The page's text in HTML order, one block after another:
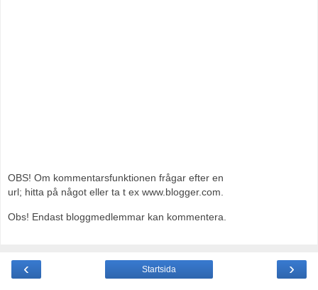
OBS! Om kommentarsfunktionen frågar efter en
url; hitta på något eller ta t ex www.blogger.com.
Obs! Endast bloggmedlemmar kan kommentera.
‹ ›
Startsida